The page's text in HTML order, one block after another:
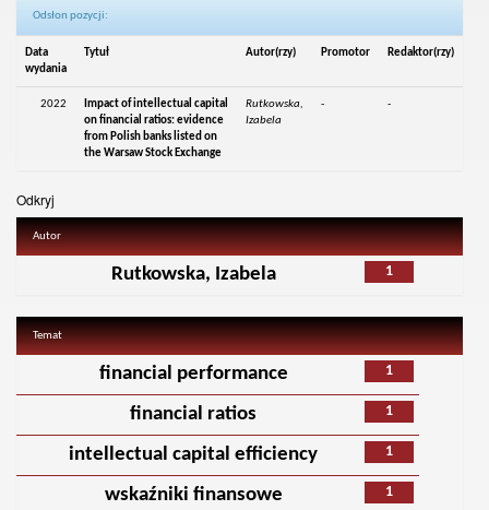
Odsłon pozycji:
Data
wydania
Tytuł Autor(rzy) Promotor Redaktor(rzy)
2022
Impact of intellectual capital
on financial ratios: evidence
from Polish banks listed on
the Warsaw Stock Exchange
Rutkowska,
Izabela
- -
Odkryj
Autor
1
Rutkowska, Izabela
Temat
1
financial performance
1
financial ratios
1
intellectual capital efficiency
1
wskaźniki finansowe